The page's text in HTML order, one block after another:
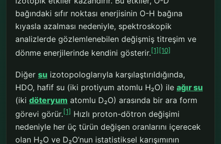
bağındaki sıfır noktası enerjisinin O-H bağına
kıyasla azalması nedeniyle, spektroskopik
analizlerde gözlemlenebilen değişmiş titreşim ve
dönme enerjilerinde kendini gösterir.[1][10]
Diğer su izotopologlarıyla karşılaştırıldığında,
HDO, hafif su (iki protiyum atomlu H₂O) ile ağır su
(iki döteryum atomlu D₂O) arasında bir ara form
görevi görür.[1] Hızlı proton-dötron değişimi
nedeniyle her üç türün değişen oranlarını içerecek
olan H₂O ve D₂O’nun istatistiksel karışımının